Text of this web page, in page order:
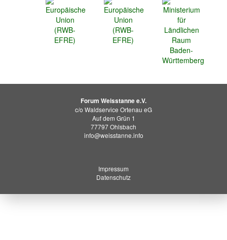
Forum Weisstanne e.V.
c/o Waldservice Ortenau eG
Auf dem Grün 1
77797 Ohlsbach
info@weisstanne.info
Impressum
Datenschutz